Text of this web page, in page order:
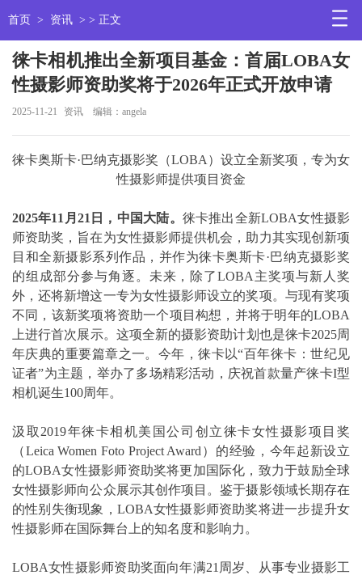
首页 > 资讯 > > 正文
徕卡相机推出全新项目基金：首届LOBA女
性摄影师资助奖将于2026年正式开放申请
2025-11-21 资讯 编辑：angela
徕卡奥斯卡·巴纳克摄影奖（LOBA）设立全新奖项，专为女
性摄影师提供项目资金
2025年11 月 21 日，中国大陆。 徕卡推出全新LOBA女性摄影
师资助奖，旨在为女性摄影师提供机会，助力其实现创新项
目和全新摄影系列作品，并作为徕卡奥斯卡·巴纳克摄影奖
的组成部分参与角逐。未来，除了LOBA主奖项与新人奖
外，还将新增这一专为女性摄影师设立的奖项。与现有奖项
不同，该新奖项将资助一个项目构想，并将于明年的LOBA
上进行首次展示。这项全新的摄影资助计划也是徕卡2025周
年庆典的重要篇章之一。今年，徕卡以“百年徕卡：世纪见
证者”为主题，举办了多场精彩活动，庆祝首款量产徕卡I型
相机诞生100周年。
汲取2019年徕卡相机美国公司创立徕卡女性摄影项目奖
（Leica Women Foto Project Award）的经验，今年起新设立
的LOBA女性摄影师资助奖将更加国际化，致力于鼓励全球
女性摄影师向公众展示其创作项目。鉴于摄影领域长期存在
的性别失衡现象，LOBA女性摄影师资助奖将进一步提升女
性摄影师在国际舞台上的知名度和影响力。
LOBA女性摄影师资助奖面向年满21周岁、从事专业摄影工